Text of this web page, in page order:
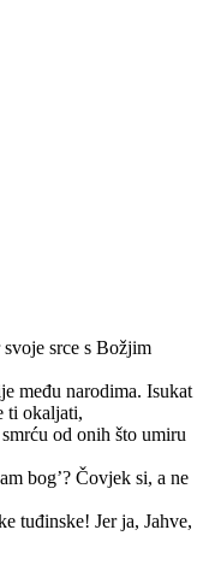
srce s Božjim
među narodima. Isukat
ti okaljati,
od onih što umiru
bog’? Čovjek si, a ne
tuđinske! Jer ja, Jahve,